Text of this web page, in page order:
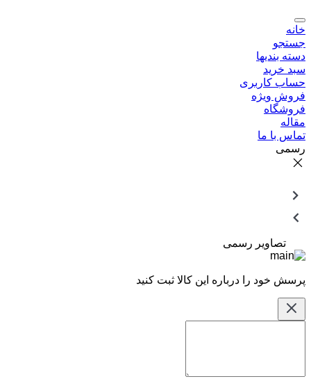
خانه
جستجو
دسته بندیها
سبد خرید
حساب کاربری
فروش ویژه
فروشگاه
مقاله
تماس با ما
رسمی
تصاویر رسمی
پرسش خود را درباره این کالا ثبت کنید